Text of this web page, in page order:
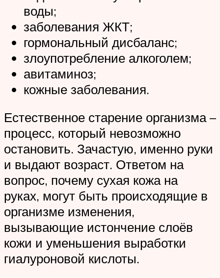
воды;
заболевания ЖКТ;
гормональный дисбаланс;
злоупотребление алкоголем;
авитаминоз;
кожные заболевания.
Естественное старение организма –
процесс, который невозможно
остановить. Зачастую, именно руки
и выдают возраст. Ответом на
вопрос, почему сухая кожа на
руках, могут быть происходящие в
организме изменения,
вызывающие истончение слоёв
кожи и уменьшения выработки
гиалуроновой кислоты.